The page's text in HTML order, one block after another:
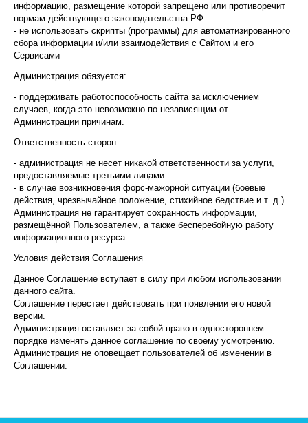
информацию, размещение которой запрещено или противоречит
нормам действующего законодательства РФ
- не использовать скрипты (программы) для автоматизированного
сбора информации и/или взаимодействия с Сайтом и его
Сервисами
Администрация обязуется:
- поддерживать работоспособность сайта за исключением
случаев, когда это невозможно по независящим от
Администрации причинам.
Ответственность сторон
- администрация не несет никакой ответственности за услуги,
предоставляемые третьими лицами
- в случае возникновения форс-мажорной ситуации (боевые
действия, чрезвычайное положение, стихийное бедствие и т. д.)
Администрация не гарантирует сохранность информации,
размещённой Пользователем, а также бесперебойную работу
информационного ресурса
Условия действия Соглашения
Данное Соглашение вступает в силу при любом использовании
данного сайта.
Соглашение перестает действовать при появлении его новой
версии.
Администрация оставляет за собой право в одностороннем
порядке изменять данное соглашение по своему усмотрению.
Администрация не оповещает пользователей об изменении в
Соглашении.